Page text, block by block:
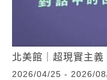
北美館｜超現實主義
2026/04/25 - 2026/